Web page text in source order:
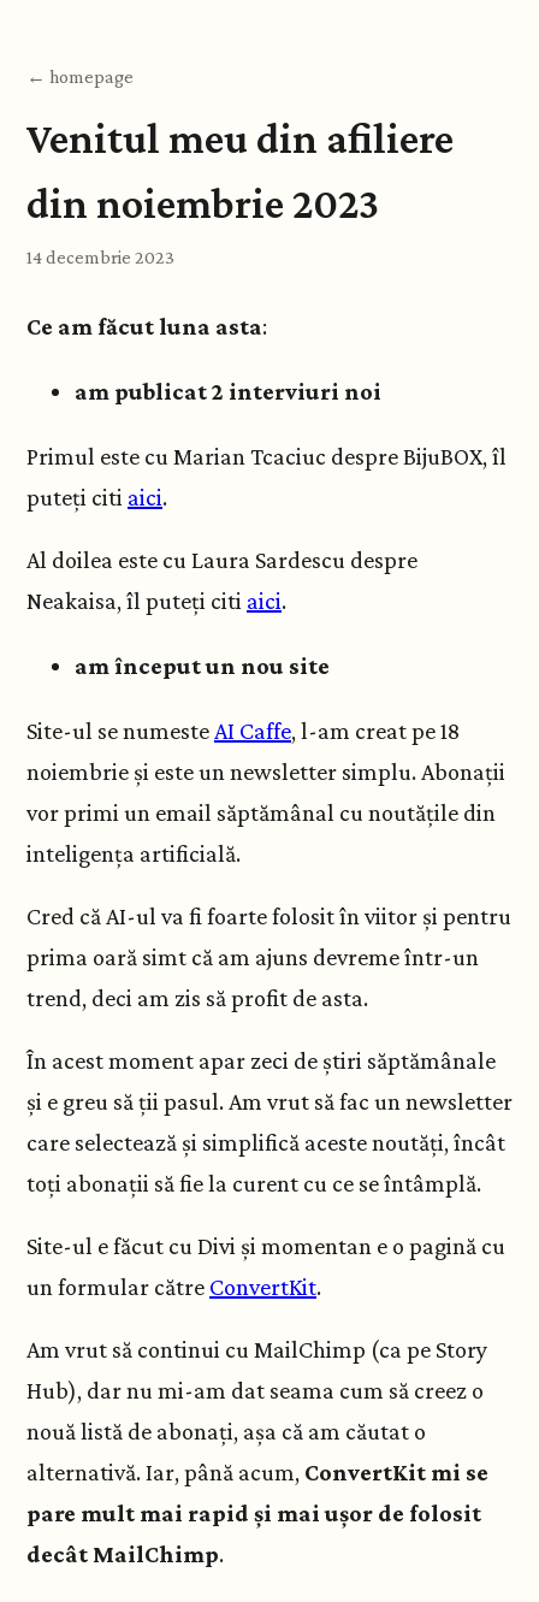
← homepage
Venitul meu din afiliere
din noiembrie 2023
14 decembrie 2023
Ce am făcut luna asta:
am publicat 2 interviuri noi
Primul este cu Marian Tcaciuc despre BijuBOX, îl
puteți citi aici.
Al doilea este cu Laura Sardescu despre
Neakaisa, îl puteți citi aici.
am început un nou site
Site-ul se numeste AI Caffe, l-am creat pe 18
noiembrie și este un newsletter simplu. Abonații
vor primi un email săptămânal cu noutățile din
inteligența artificială.
Cred că AI-ul va fi foarte folosit în viitor și pentru
prima oară simt că am ajuns devreme într-un
trend, deci am zis să profit de asta.
În acest moment apar zeci de știri săptămânale
și e greu să ții pasul. Am vrut să fac un newsletter
care selectează și simplifică aceste noutăți, încât
toți abonații să fie la curent cu ce se întâmplă.
Site-ul e făcut cu Divi și momentan e o pagină cu
un formular către ConvertKit.
Am vrut să continui cu MailChimp (ca pe Story
Hub), dar nu mi-am dat seama cum să creez o
nouă listă de abonați, așa că am căutat o
alternativă. Iar, până acum, ConvertKit mi se
pare mult mai rapid și mai ușor de folosit
decât MailChimp.